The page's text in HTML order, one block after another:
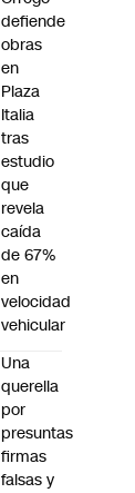
defiende
obras
en
Plaza
Italia
tras
estudio
que
revela
caída
de 67%
en
velocidad
vehicular
Una
querella
por
presuntas
firmas
falsas y